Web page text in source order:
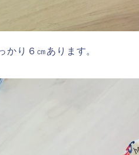
かり６㎝あります。